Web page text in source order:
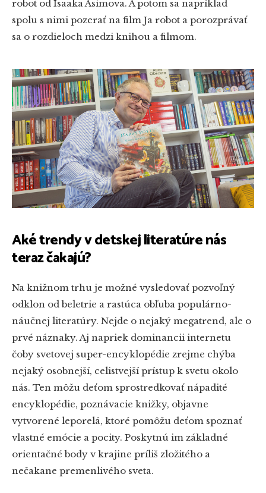
robot od Isaaka Asimova. A potom sa napríklad
spolu s nimi pozerať na film Ja robot a porozprávať
sa o rozdieloch medzi knihou a filmom.
Aké trendy v detskej literatúre nás
teraz čakajú?
Na knižnom trhu je možné vysledovať pozvoľný
odklon od beletrie a rastúca obľuba populárno-
náučnej literatúry. Nejde o nejaký megatrend, ale o
prvé náznaky. Aj napriek dominancii internetu
čoby svetovej super-encyklopédie zrejme chýba
nejaký osobnejší, celistvejší prístup k svetu okolo
nás. Ten môžu deťom sprostredkovať nápadité
encyklopédie, poznávacie knižky, objavne
vytvorené leporelá, ktoré pomôžu deťom spoznať
vlastné emócie a pocity. Poskytnú im základné
orientačné body v krajine príliš zložitého a
nečakane premenlivého sveta.